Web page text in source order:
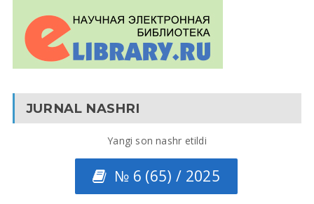
JURNAL NASHRI
Yangi son nashr etildi
№ 6 (65) / 2025